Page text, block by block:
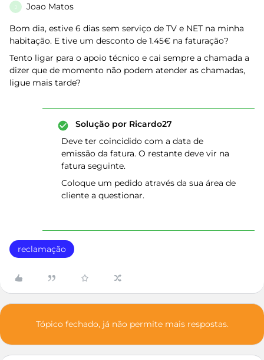
Joao Matos
Bom dia, estive 6 dias sem serviço de TV e NET na minha
habitação. E tive um desconto de 1.45€ na faturação?
Tento ligar para o apoio técnico e cai sempre a chamada a
dizer que de momento não podem atender as chamadas,
ligue mais tarde?
Solução por Ricardo27
Deve ter coincidido com a data de
emissão da fatura. O restante deve vir na
fatura seguinte.
Coloque um pedido através da sua área de
cliente a questionar.
reclamação
Tópico fechado, já não permite mais respostas.